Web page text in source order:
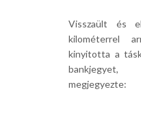
Visszaült és
kilométerrel
kinyitotta a
bankjegyet,
megjegyezte: